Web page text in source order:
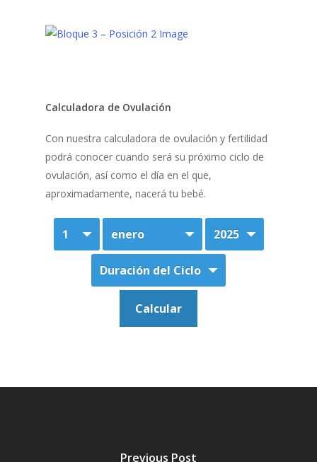
Calculadora de Ovulación
Con nuestra calculadora de ovulación y fertilidad
podrá conocer cuando será su próximo ciclo de
ovulación, así como el día en el que,
aproximadamente, nacerá tu bebé.
Previous Post